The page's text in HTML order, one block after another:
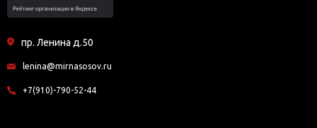
пр. Ленина д.50
lenina@mirnasosov.ru
+7(910)-790-52-44